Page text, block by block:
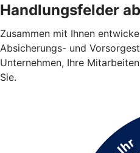
Handlungsfelder
Zusammen mit Ihnen
Absicherungs- und
Unternehmen, Ihre
Sie.